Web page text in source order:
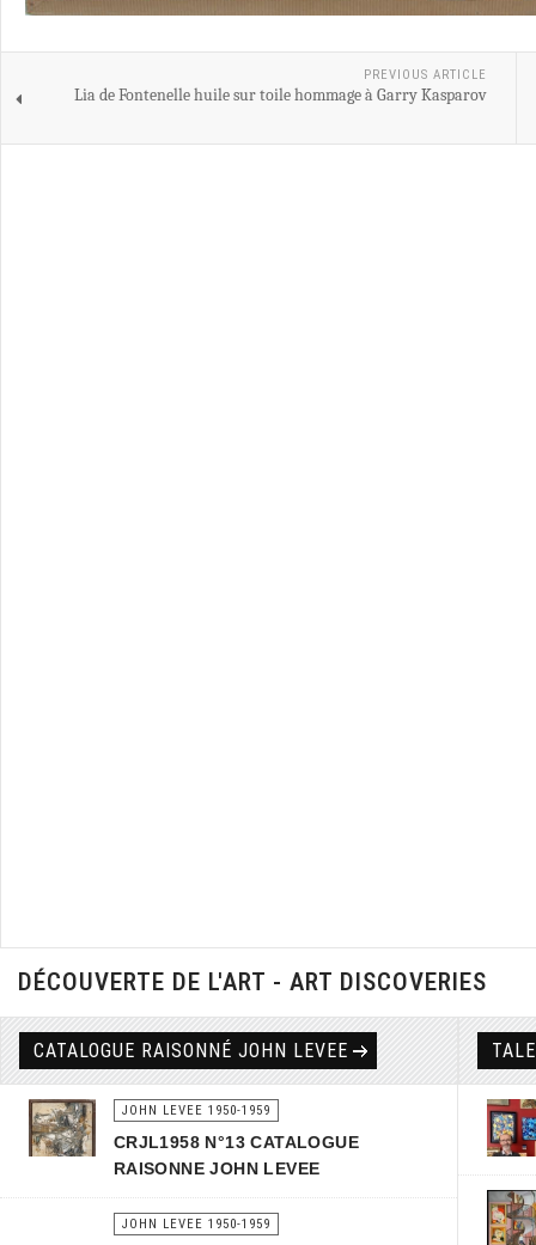
PREVIOUS ARTICLE
Lia de Fontenelle huile sur toile hommage à Garry Kasparov
DÉCOUVERTE DE L'ART - ART DISCOVERIES
CATALOGUE RAISONNÉ JOHN LEVEE
JOHN LEVEE 1950-1959
CRJL1958 N°13 CATALOGUE
RAISONNE JOHN LEVEE
JOHN LEVEE 1950-1959